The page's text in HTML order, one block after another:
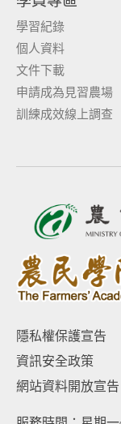
學習紀錄
個人資料
文件下載
申請成為見習農場
訓練成效線上調查
隱私權保護宣告
資訊安全政策
網站資料開放宣告